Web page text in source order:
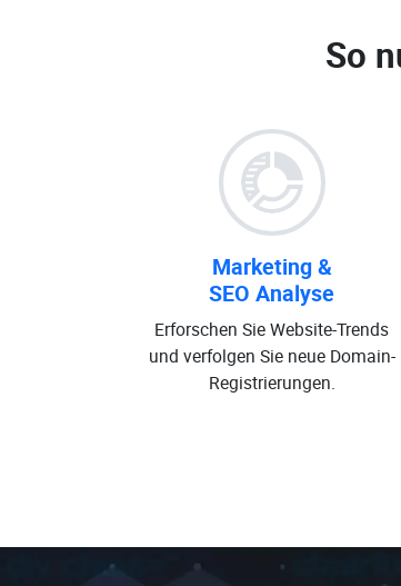
So
Marketing &
SEO Analyse
Erforschen Sie Website-Trends
und verfolgen Sie neue Domain-
Registrierungen.